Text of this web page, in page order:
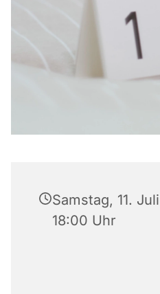
Samstag, 11.
18:00 Uhr